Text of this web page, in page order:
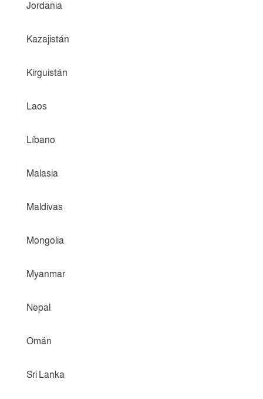
Jordania
Kazajistán
Kirguistán
Laos
Líbano
Malasia
Maldivas
Mongolia
Myanmar
Nepal
Omán
Sri Lanka